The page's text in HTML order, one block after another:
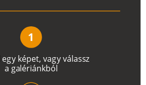
egy képet, vagyválassz
a galériánkból
1